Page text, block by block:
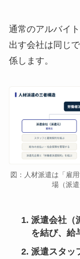
通常のアルバイ
出す会社は同じ
係します。
図：人材派遣は「雇
場（派
派遣会社（
を結び、給
派遣スタッ